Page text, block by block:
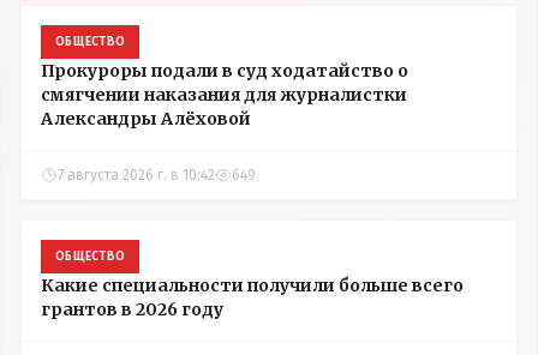
ОБЩЕСТВО
Прокуроры подали в суд ходатайство о
смягчении наказания для журналистки
Александры Алёховой
7 августа 2026 г. в 10:42 649
ОБЩЕСТВО
Какие специальности получили больше всего
грантов в 2026 году